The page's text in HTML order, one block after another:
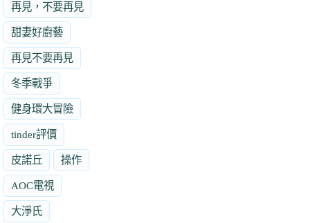
再見，不要再見
甜妻好廚藝
再見不要再見
冬季戰爭
健身環大冒險
tinder評價
皮諾丘 操作
AOC電視
大淨氏